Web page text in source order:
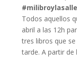
Todos aquellos
abril a las 12h
tres libros que
tarde. A partir de